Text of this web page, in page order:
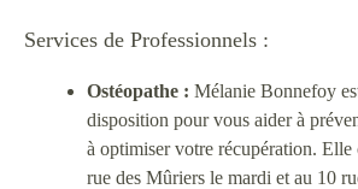
Services de Professionnels :
Ostéopathe : Mélanie Bonnefoy
disposition pour vous aider à
à optimiser votre récupération. Elle
rue des Mûriers le mardi et au 10